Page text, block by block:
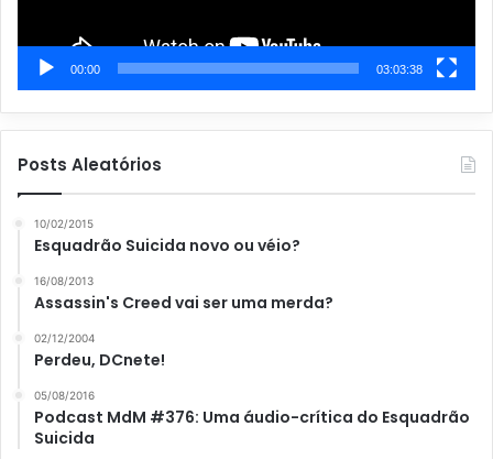
00:00 03:03:38
Posts Aleatórios
10/02/2015
Esquadrão Suicida novo ou véio?
16/08/2013
Assassin's Creed vai ser uma merda?
02/12/2004
Perdeu, DCnete!
05/08/2016
Podcast MdM #376: Uma áudio-crítica do Esquadrão
Suicida